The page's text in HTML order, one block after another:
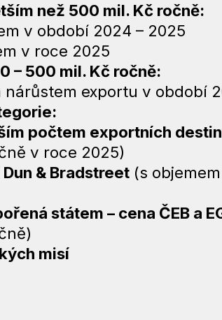
než 500 mil. Kč ročně:
v období 2024 – 2025
v roce 2025
– 500 mil. Kč ročně:
exportu v období
počtem exportních
v roce 2025)
& Bradstreet(s
státem – cena ČEB a
misí